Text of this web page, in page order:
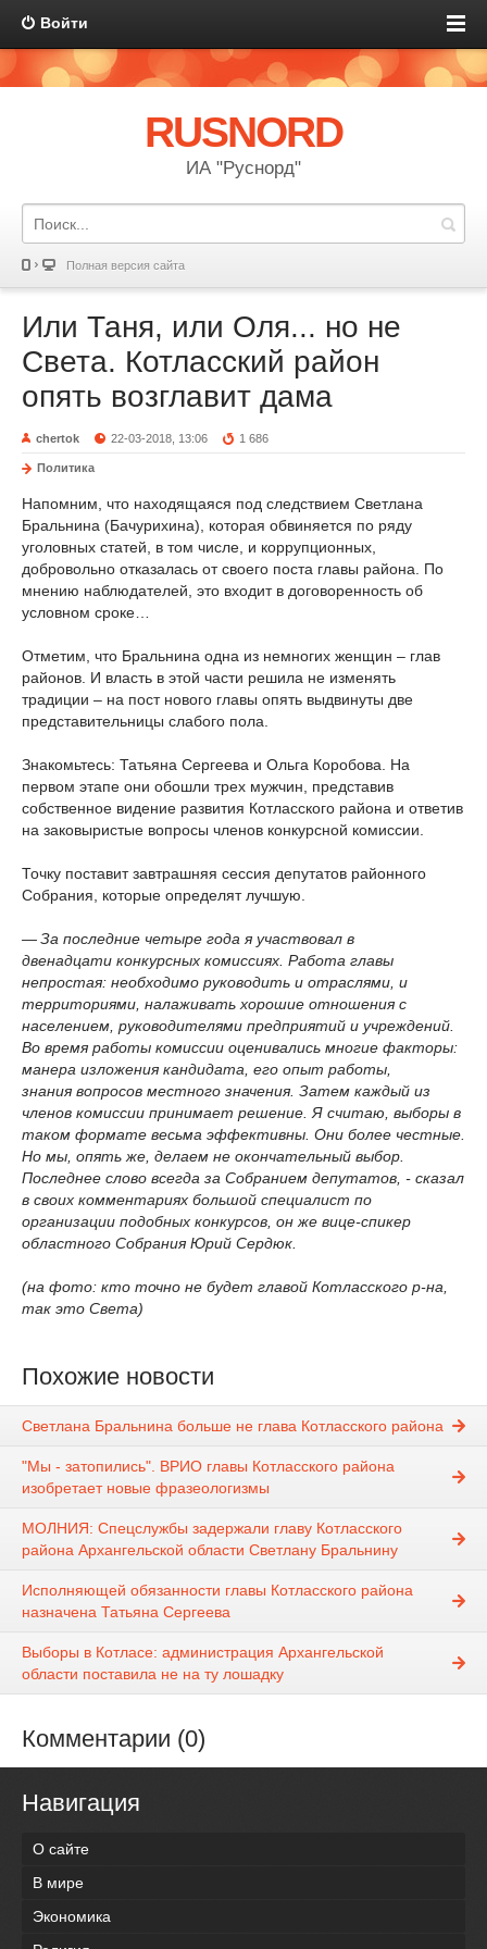
Войти
RUSNORD
ИА "Руснорд"
Полная версия сайта
Или Таня, или Оля... но не
Света. Котласский район
опять возглавит дама
chertok 22-03-2018, 13:06 1 686
Политика
Напомним, что находящаяся под следствием Светлана
Бральнина (Бачурихина), которая обвиняется по ряду
уголовных статей, в том числе, и коррупционных,
добровольно отказалась от своего поста главы района. По
мнению наблюдателей, это входит в договоренность об
условном сроке…
Отметим, что Бральнина одна из немногих женщин – глав
районов. И власть в этой части решила не изменять
традиции – на пост нового главы опять выдвинуты две
представительницы слабого пола.
Знакомьтесь: Татьяна Сергеева и Ольга Коробова. На
первом этапе они обошли трех мужчин, представив
собственное видение развития Котласского района и ответив
на заковыристые вопросы членов конкурсной комиссии.
Точку поставит завтрашняя сессия депутатов районного
Собрания, которые определят лучшую.
— За последние четыре года я участвовал в
двенадцати конкурсных комиссиях. Работа главы
непростая: необходимо руководить и отраслями, и
территориями, налаживать хорошие отношения с
населением, руководителями предприятий и учреждений.
Во время работы комиссии оценивались многие факторы:
манера изложения кандидата, его опыт работы,
знания вопросов местного значения. Затем каждый из
членов комиссии принимает решение. Я считаю, выборы в
таком формате весьма эффективны. Они более честные.
Но мы, опять же, делаем не окончательный выбор.
Последнее слово всегда за Собранием депутатов, - сказал
в своих комментариях большой специалист по
организации подобных конкурсов, он же вице-спикер
областного Собрания Юрий Сердюк.
(на фото: кто точно не будет главой Котласского р-на,
так это Света)
Похожие новости
Светлана Бральнина больше не глава Котласского района
"Мы - затопились". ВРИО главы Котласского района
изобретает новые фразеологизмы
МОЛНИЯ: Спецслужбы задержали главу Котласского
района Архангельской области Светлану Бральнину
Исполняющей обязанности главы Котласского района
назначена Татьяна Сергеева
Выборы в Котласе: администрация Архангельской
области поставила не на ту лошадку
Комментарии (0)
Навигация
О сайте
В мире
Экономика